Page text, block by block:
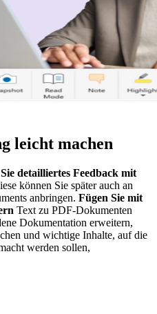
leicht machen
detailliertes Feedback mit
können Sie später auch an
anbringen. Fügen Sie mit
Text zu PDF-Dokumenten
Dokumentation erweitern,
und wichtige Inhalte, auf die
werden sollen,